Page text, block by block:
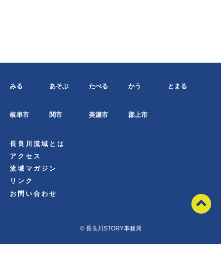
みる あそぶ たべる かう とまる
岐阜市 関市 美濃市 郡上市
長良川流域とは
アクセス
流域マガジン
リンク
お問い合わせ
© 長良川STORY事務局